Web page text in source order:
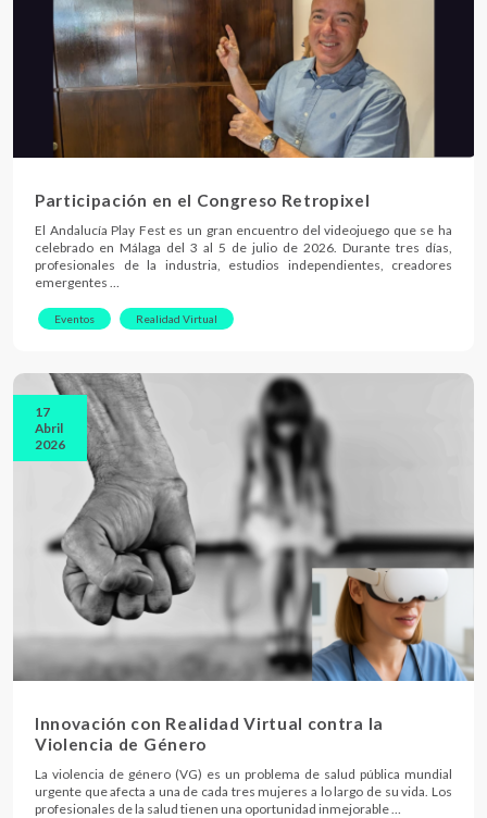
Participación en el Congreso Retropixel
El Andalucía Play Fest es un gran encuentro del videojuego que se ha
celebrado en Málaga del 3 al 5 de julio de 2026. Durante tres días,
profesionales de la industria, estudios independientes, creadores
emergentes …
Eventos Realidad Virtual
17
Abril
2026
Innovación con Realidad Virtual contra la
Violencia de Género
La violencia de género (VG) es un problema de salud pública mundial
urgente que afecta a una de cada tres mujeres a lo largo de su vida. Los
profesionales de la salud tienen una oportunidad inmejorable …